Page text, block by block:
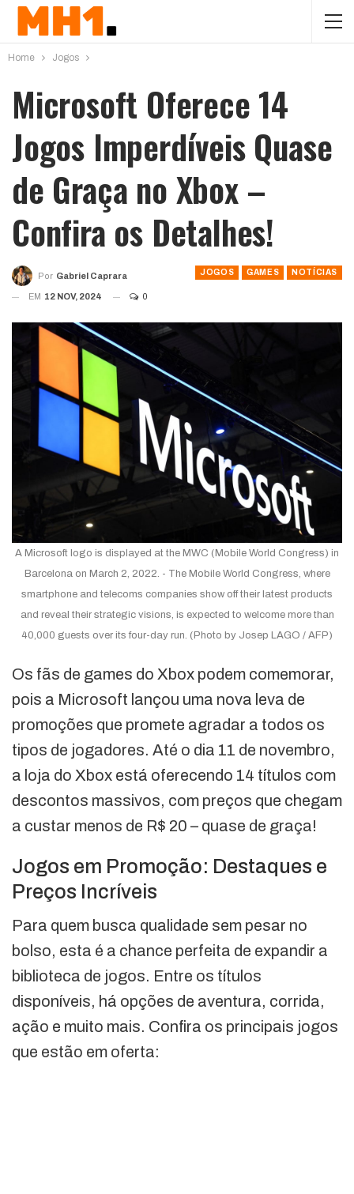
Home Jogos
Microsoft Oferece 14
Jogos Imperdíveis Quase
de Graça no Xbox –
Confira os Detalhes!
JOGOS GAMES NOTÍCIAS
Por Gabriel Caprara
EM 12 NOV, 2024 0
A Microsoft logo is displayed at the MWC (Mobile World Congress) in
Barcelona on March 2, 2022. - The Mobile World Congress, where
smartphone and telecoms companies show off their latest products
and reveal their strategic visions, is expected to welcome more than
40,000 guests over its four-day run. (Photo by Josep LAGO / AFP)
Os fãs de games do Xbox podem comemorar,
pois a Microsoft lançou uma nova leva de
promoções que promete agradar a todos os
tipos de jogadores. Até o dia 11 de novembro,
a loja do Xbox está oferecendo 14 títulos com
descontos massivos, com preços que chegam
a custar menos de R$ 20 – quase de graça!
Jogos em Promoção: Destaques e
Preços Incríveis
Para quem busca qualidade sem pesar no
bolso, esta é a chance perfeita de expandir a
biblioteca de jogos. Entre os títulos
disponíveis, há opções de aventura, corrida,
ação e muito mais. Confira os principais jogos
que estão em oferta: